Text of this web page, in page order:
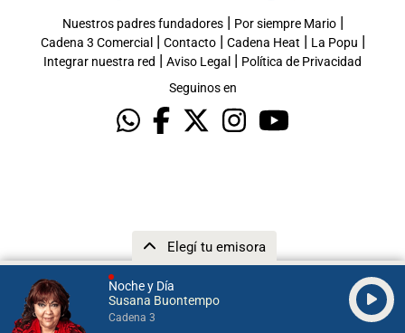
Noche y Día
Susana Buontempo
Cadena 3
Elegí tu emisora
Nuestros padres fundadores| Por siempre Mario|
Cadena 3 Comercial | Contacto| Cadena Heat | La Popu |
Integrar nuestra red | Aviso Legal | Política de Privacidad
Seguinos en